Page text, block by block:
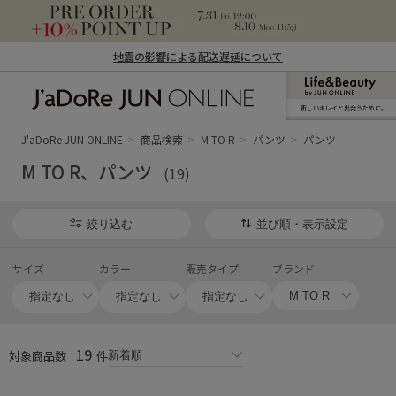
地震の影響による配送遅延について
ン オンライン）
新しいキレイと出合うために。
J'aDoRe JUN ONLINE 商品検索 M TO R パンツ パンツ
M TO R、パンツ (19)
絞り込む 並び順・表示設定
サイズ カラー 販売タイプ ブランド
対象商品数 19 件